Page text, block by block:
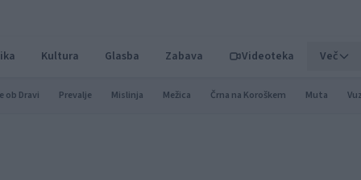
Kultura Glasba Zabava Videoteka Več
ob Dravi Prevalje Mislinja Mežica Črna na Koroškem Muta